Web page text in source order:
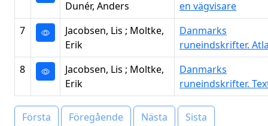
Dunér, Anders
en vägvisare
7
Jacobsen, Lis ; Moltke,
Erik
Danmarks
runeindskrifter.
8
Jacobsen, Lis ; Moltke,
Erik
Danmarks
runeindskrifter.
Första Föregående Nästa Sista